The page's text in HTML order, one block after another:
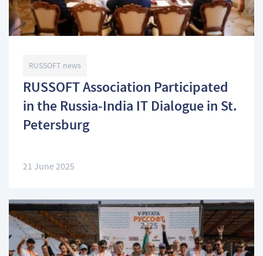
RUSSOFT news
RUSSOFT Association Participated
in the Russia-India IT Dialogue in St.
Petersburg
21 June 2025